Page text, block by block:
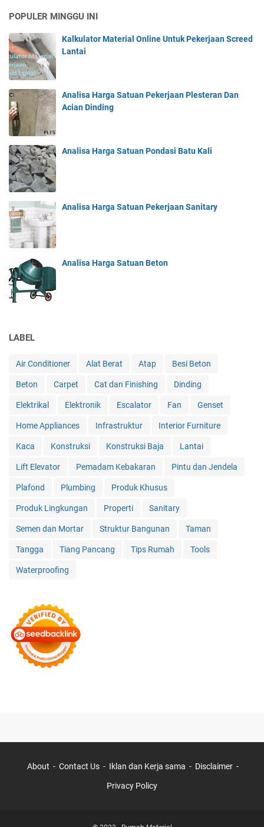
POPULER MINGGU INI
Kalkulator Material Online Untuk Pekerjaan Screed
Lantai
Analisa Harga Satuan Pekerjaan Plesteran Dan
Acian Dinding
Analisa Harga Satuan Pondasi Batu Kali
Analisa Harga Satuan Pekerjaan Sanitary
Analisa Harga Satuan Beton
LABEL
Air Conditioner Alat Berat Atap Besi Beton
Beton Carpet Cat dan Finishing Dinding
Elektrikal Elektronik Escalator Fan Genset
Home Appliances Infrastruktur Interior Furniture
Kaca Konstruksi Konstruksi Baja Lantai
Lift Elevator Pemadam Kebakaran Pintu dan Jendela
Plafond Plumbing Produk Khusus
Produk Lingkungan Properti Sanitary
Semen dan Mortar Struktur Bangunan Taman
Tangga Tiang Pancang Tips Rumah Tools
Waterproofing
About Contact Us Iklan dan Kerja sama Disclaimer
Privacy Policy